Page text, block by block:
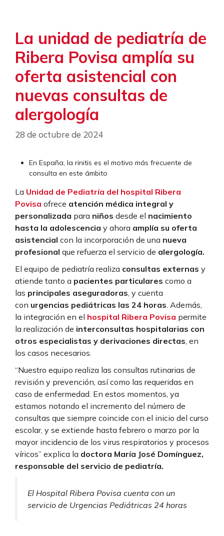
La unidad de pediatría de
Ribera Povisa amplía su
oferta asistencial con
nuevas consultas de
alergología
28 de octubre de 2024
En España, la rinitis es el motivo más frecuente de
consulta en este ámbito
La Unidad de Pediatría del hospital Ribera
Povisa ofrece atención médica integral y
personalizada para niños desde el nacimiento
hasta la adolescencia y ahora amplía su oferta
asistencial con la incorporación de una nueva
profesional que refuerza el servicio de alergología.
El equipo de pediatría realiza consultas externas y
atiende tanto a pacientes particulares como a
las principales aseguradoras , y cuenta
con urgencias pediátricas las 24 horas . Además,
la integración en el hospital Ribera Povisa permite
la realización de interconsultas hospitalarias con
otros especialistas y derivaciones directas , en
los casos necesarios.
“Nuestro equipo realiza las consultas rutinarias de
revisión y prevención, así como las requeridas en
caso de enfermedad. En estos momentos, ya
estamos notando el incremento del número de
consultas que siempre coincide con el inicio del curso
escolar, y se extiende hasta febrero o marzo por la
mayor incidencia de los virus respiratorios y procesos
víricos” explica la doctora María José Domínguez,
responsable del servicio de pediatría.
El Hospital Ribera Povisa cuenta con un
servicio de Urgencias Pediátricas 24 horas